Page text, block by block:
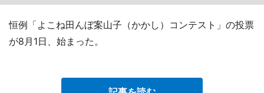
恒例「よこね田んぼ案山子（かかし）コンテスト」の投票
が8月1日、始まった。